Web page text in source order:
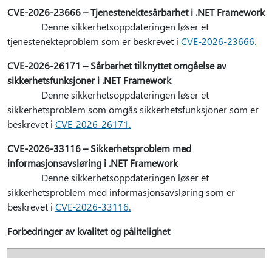
CVE-2026-23666 – Tjenestenektesårbarhet i .NET Framework
Denne sikkerhetsoppdateringen løser et
tjenestenekteproblem som er beskrevet i CVE-2026-23666.
CVE-2026-26171 – Sårbarhet tilknyttet omgåelse av
sikkerhetsfunksjoner i .NET Framework
Denne sikkerhetsoppdateringen løser et
sikkerhetsproblem som omgås sikkerhetsfunksjoner som er
beskrevet i CVE-2026-26171.
CVE-2026-33116 – Sikkerhetsproblem med
informasjonsavsløring i .NET Framework
Denne sikkerhetsoppdateringen løser et
sikkerhetsproblem med informasjonsavsløring som er
beskrevet i CVE-2026-33116.
Forbedringer av kvalitet og pålitelighet